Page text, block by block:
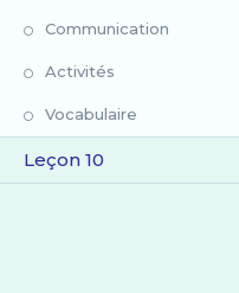
Communication
Activités
Vocabulaire
Leçon 10